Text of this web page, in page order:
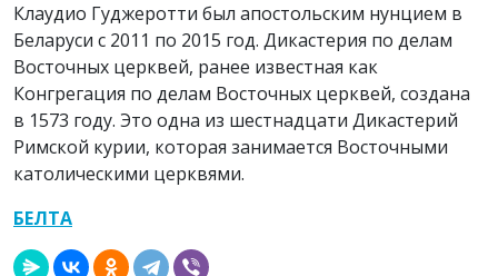
Клаудио Гуджеротти был апостольским нунцием в
Беларуси с 2011 по 2015 год. Дикастерия по делам
Восточных церквей, ранее известная как
Конгрегация по делам Восточных церквей, создана
в 1573 году. Это одна из шестнадцати Дикастерий
Римской курии, которая занимается Восточными
католическими церквями.
БЕЛТА